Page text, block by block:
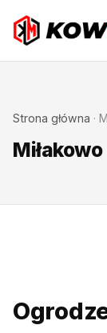
Strona główna ·
Miłakowo